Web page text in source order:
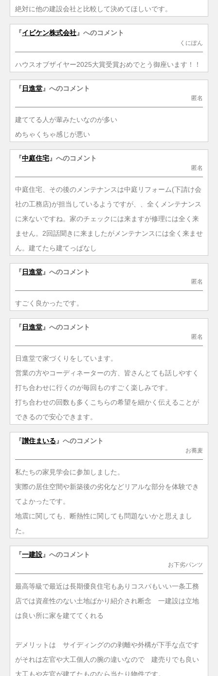
絶対に他の建設会社と比較して決めてほしいです。
『イビケン株式会社』へのコメント
くにぽん
ハウスオブザイヤー2025大賞受賞おめでとう御座います！！
『日進堂 』へのコメント
匿名
建ててる人が輩みたいなのが多い
めちゃくちゃ感じが悪い
『中庭住宅 』へのコメント
匿名
中庭住宅、その後のメンテナンスは中庭リフォーム(下請け会
社の工務店)が担当しているようですが、、全くメンテナンス
に来ないですね。家のチェックには来ますが修理には全く来
ません。2回話聞きに来ましたがメンテナンスには全く来ませ
ん。建てたら建てっぱなし
『 日進堂 』へのコメント
匿名
すごく良かったです。
『 日進堂 』へのコメント
匿名
日進堂で家づくりをしています。
営業の方やコーディネーターの方、皆さんとても話しやすく
打ち合わせに行くのが毎回ものすごく楽しみです。
打ち合わせの回数も多くこちらの希望を細かく伝えることが
できるので安心できます。
『讃住まいる』へのコメント
お蕎麦
私たちの家見学会に参加しました。
実際の居住空間や新築後の劣化などリアルな部分を体験でき
てよかったです。
地震に関しても、断熱性に関しても問題ないかと思えまし
た。
『一建設』へのコメント
お下劣パンツ
最高等級で最近は長期優良住宅もありコスパもいい一条工務
店では資産性のない土地ばかり紹介され断念 一建設は立地
は良い所に家を建ててくれる
デメリットは サイディングのの剥離や外構が下手な点です
がそれは左官や大工個人の腕の違いなので 建売りでも良い
大工もや左官が建てたものなら当たり物件です。